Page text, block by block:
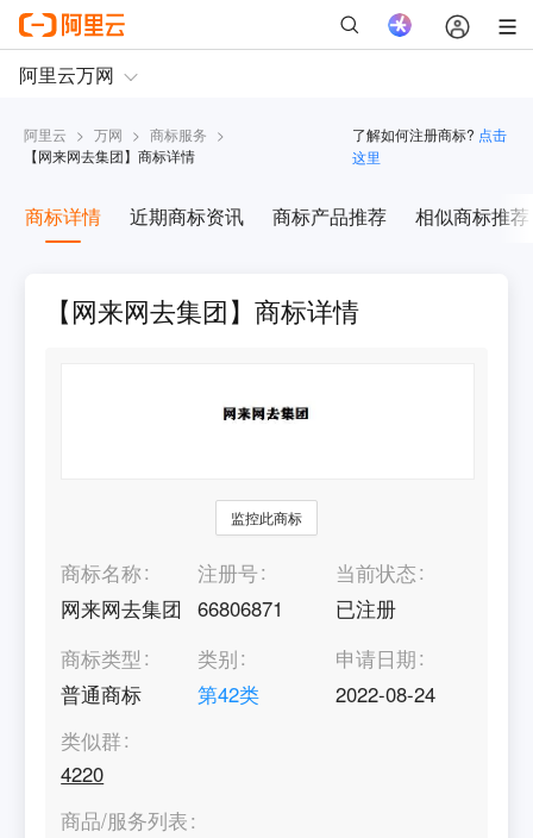
阿里云 > 万网 > 商标服务 >
【网来网去集团】商标详情
了解如何注册商标? 点击
这里
商标详情 近期商标资讯 商标产品推荐 相似商标推荐
【网来网去集团】商标详情
监控此商标
商标名称
网来网去集团
注册号
66806871
当前状态
已注册
商标类型
普通商标
类别
第42类
申请日期
2022-08-24
类似群
4220
商品/服务列表